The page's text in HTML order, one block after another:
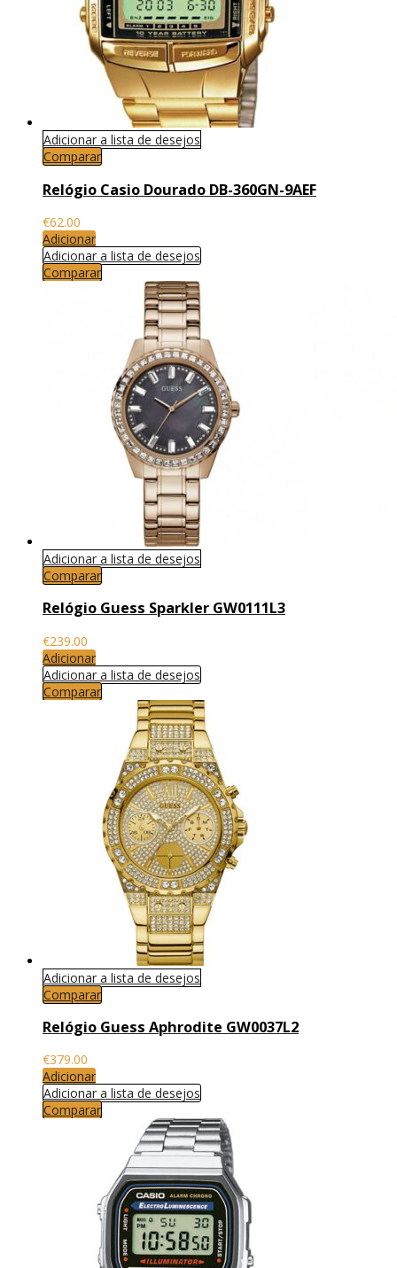
Adicionar a lista de desejos
Comparar
Relógio Casio Dourado DB-360GN-9AEF
€62.00
Adicionar
Adicionar a lista de desejos
Comparar
Adicionar a lista de desejos
Comparar
Relógio Guess Sparkler GW0111L3
€239.00
Adicionar
Adicionar a lista de desejos
Comparar
Adicionar a lista de desejos
Comparar
Relógio Guess Aphrodite GW0037L2
€379.00
Adicionar
Adicionar a lista de desejos
Comparar